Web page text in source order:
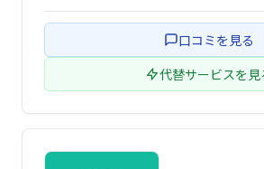
速かつ耐障害性に優れ、既存インフ
能です。ウェブサイトの …口コミを見る
代替サービスを見